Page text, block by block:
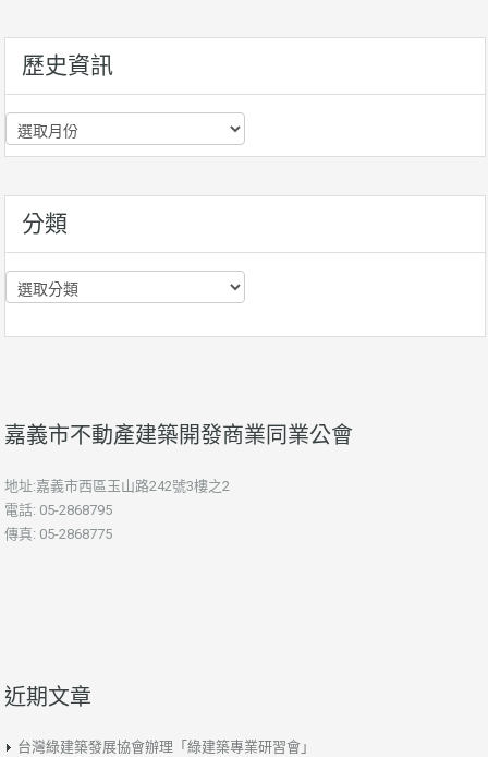
歷史資訊
歷
史
分類
分
類
嘉義市不動產建築開發商業同業公會
地址:嘉義市西區玉山路242號3樓之2
電話: 05-2868795
傳真: 05-2868775
近期文章
台灣綠建築發展協會辦理「綠建築專業研習會」